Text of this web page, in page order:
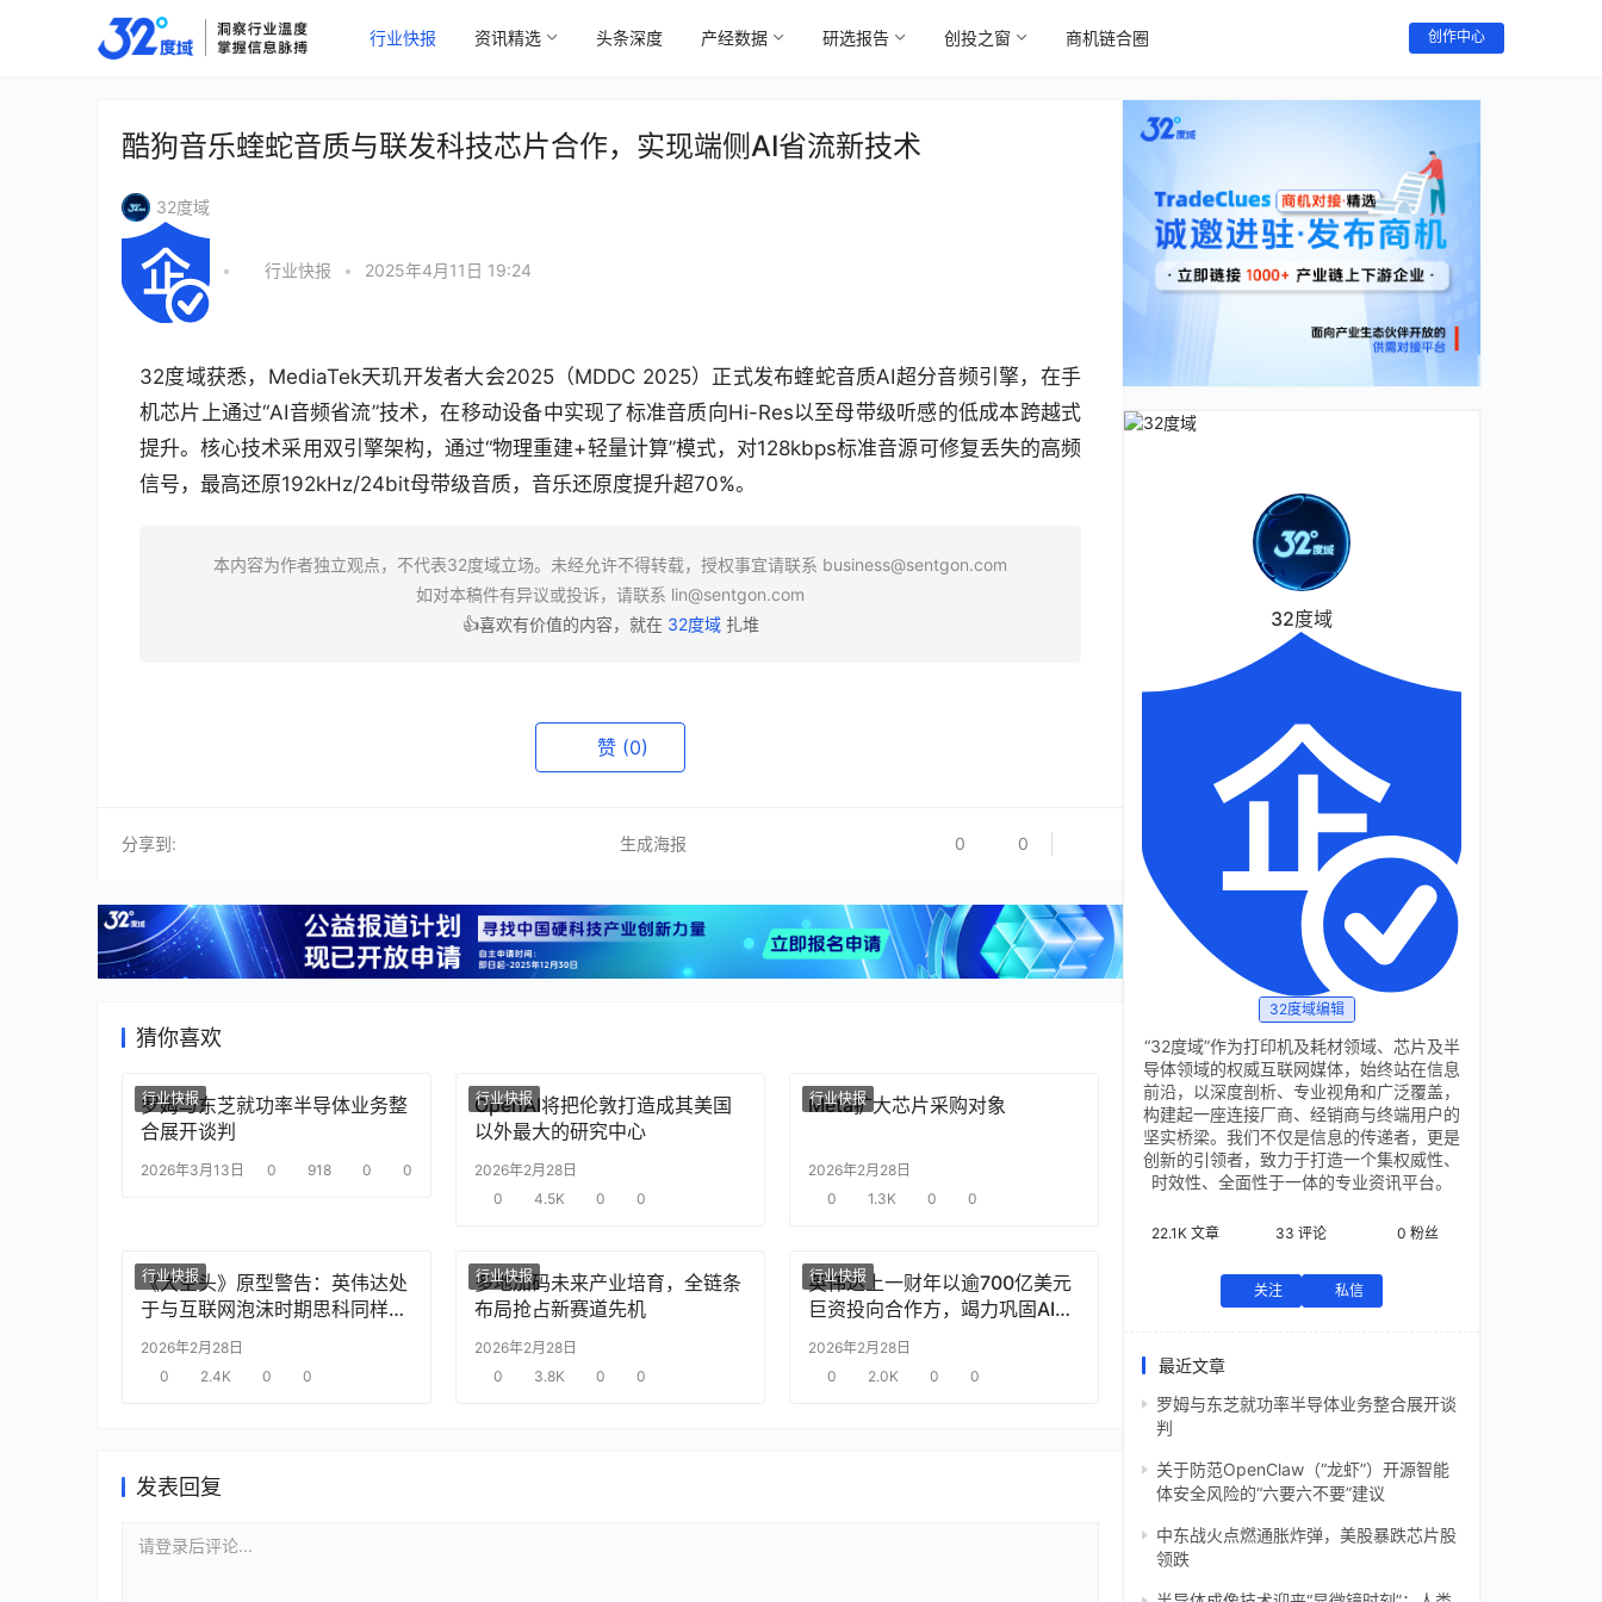
行业快报 资讯精选 头条深度 产经数据 研选报告 创投之窗 商机链合圈 创作中心
酷狗音乐蝰蛇音质与联发科技芯片合作，实现端侧AI省流新技术
32度域
• 行业快报 • 2025年4月11日 19:24
32度域获悉，MediaTek天玑开发者大会2025（MDDC 2025）正式发布蝰蛇音质AI超分音频引擎，在手
机芯片上通过“AI音频省流”技术，在移动设备中实现了标准音质向Hi-Res以至母带级听感的低成本跨越式
提升。核心技术采用双引擎架构，通过“物理重建+轻量计算”模式，对128kbps标准音源可修复丢失的高频
信号，最高还原192kHz/24bit母带级音质，音乐还原度提升超70%。
本内容为作者独立观点，不代表32度域立场。未经允许不得转载，授权事宜请联系 business@sentgon.com
如对本稿件有异议或投诉，请联系 lin@sentgon.com
👍喜欢有价值的内容，就在 32度域扎堆
赞 (0)
分享到: 生成海报 0 0
猜你喜欢
行业快报
罗姆与东芝就功率半导体业务整
合展开谈判
2026年3月13日 0 918 0 0
行业快报
OpenAI将把伦敦打造成其美国
以外最大的研究中心
2026年2月28日
0
4.5K 0 0
行业快报
Meta扩大芯片采购对象
2026年2月28日
0
1.3K 0 0
行业快报
《大空头》原型警告：英伟达处
于与互联网泡沫时期思科同样的
“危险境地”
2026年2月28日
0
2.4K 0 0
行业快报
多地加码未来产业培育，全链条
布局抢占新赛道先机
2026年2月28日
0
3.8K 0 0
行业快报
英伟达上一财年以逾700亿美元
巨资投向合作方，竭力巩固AI芯
片需求
2026年2月28日
0
2.0K 0 0
发表回复
请登录后评论...
32度域
32度域编辑
“32度域”作为打印机及耗材领域、芯片及半
导体领域的权威互联网媒体，始终站在信息
前沿，以深度剖析、专业视角和广泛覆盖，
构建起一座连接厂商、经销商与终端用户的
坚实桥梁。我们不仅是信息的传递者，更是
创新的引领者，致力于打造一个集权威性、
时效性、全面性于一体的专业资讯平台。
22.1K 文章 33 评论 0 粉丝
关注 私信
最近文章
罗姆与东芝就功率半导体业务整合展开谈
判
关于防范OpenClaw（“龙虾”）开源智能
体安全风险的“六要六不要”建议
中东战火点燃通胀炸弹，美股暴跌芯片股
领跌